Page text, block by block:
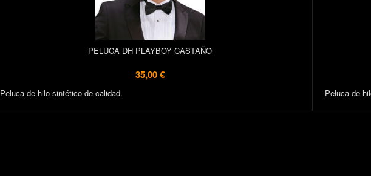
PELUCA DH PLAYBOY CASTAÑO
35,00 €
Peluca de hilo sintético de calidad. Peluca de